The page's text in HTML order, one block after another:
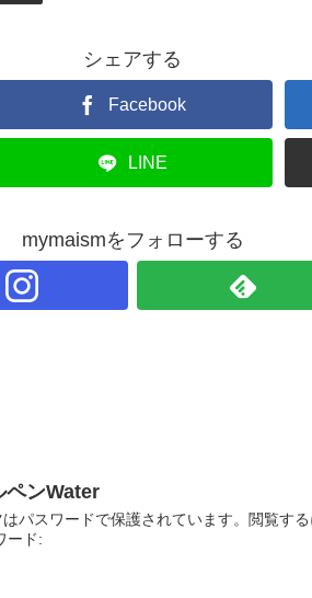
シェアする
Facebook
LINE
mymaismをフォローする
ペンWater
パスワードで保護されています。閲覧す
ード: